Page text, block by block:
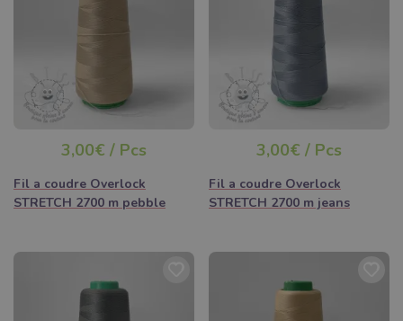
le plus longtemps possible lorsque Vous le cousez à partir de
nos fils ou si Vous utilisez nos cordons !
Vous recevrez Votre commande rapidement et vous pourrez
commencer la production immédiatement.
3,00€ / Pcs
Fil a coudre Overlock
STRETCH 2700 m pebble
3,00€ / Pcs
Fil a coudre Overlock
STRETCH 2700 m jeans